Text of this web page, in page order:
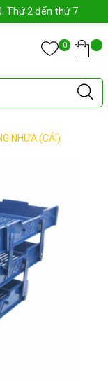
Thứ 2 đến thứ 7
0
NHỰA (CÁI)